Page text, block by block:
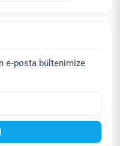
e‑posta bültenimize